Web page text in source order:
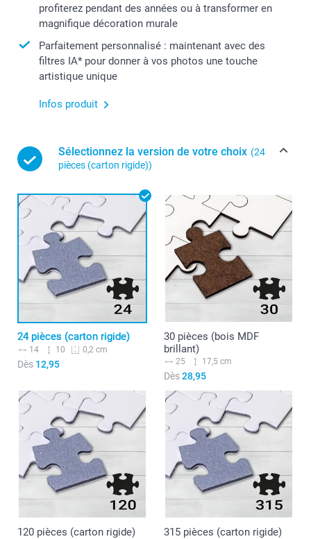
profiterez pendant des années ou à transformer en
magnifique décoration murale
Parfaitement personnalisé : maintenant avec des
filtres IA* pour donner à vos photos une touche
artistique unique
Infos produit
Sélectionnez la version de votre choix (24
pièces (carton rigide))
24 pièces (carton rigide)
14 10 0,2 cm
Dès 12,95
30 pièces (bois MDF
brillant)
25 17,5 cm
Dès28,95
120 pièces (carton rigide) 315 pièces (carton rigide)